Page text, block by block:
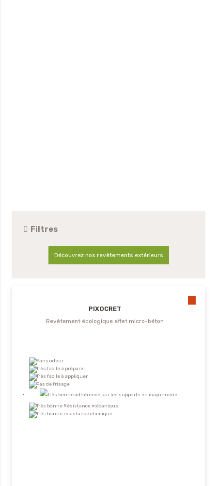
Filtres
Découvrez nos revêtements extérieurs
PIXOCRET
Revêtement écologique effet micro-béton
Sans odeur
Très facile à préparer
Très facile à appliquer
Pas de frisage
Très bonne adhérence sur les supports en maçonnerie
Très bonne Résistance mécanique
Très bonne résistance chimique